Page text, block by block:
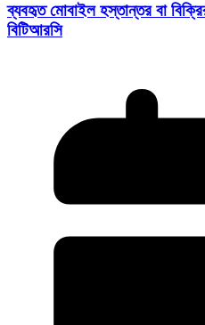
ব্যবহৃত মোবাইল হস্তান্তর বা
বিটিআরসি